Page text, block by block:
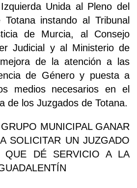
Unida al Pleno del
Totana instando al Tribunal
de Murcia, al Consejo
Judicial y al Ministerio de
de la atención a las
de Género y puesta a
medios necesarios en el
de los Juzgados de Totana.
MUNICIPAL GANAR
SOLICITAR UN JUZGADO
QUE DÉ SERVICIO A LA